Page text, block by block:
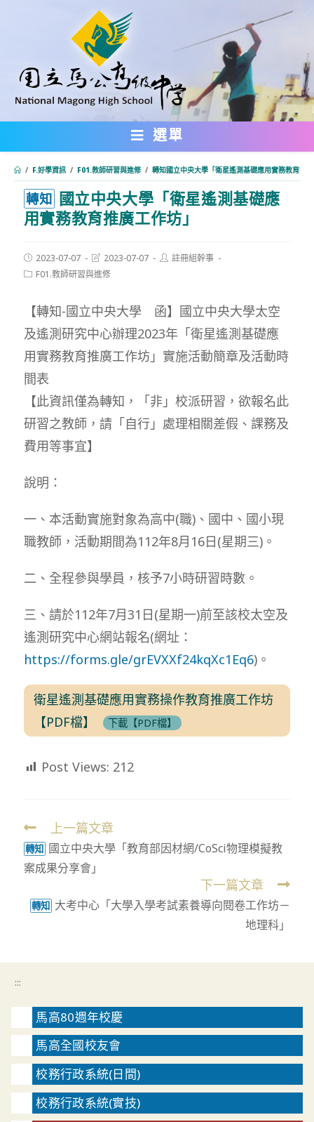
內
選單
/ F.好學資訊 / F01.教師研習與進修 / 轉知國立中央大學「衛星遙測基礎應用實務教育推
轉知 國立中央大學「衛星遙測基礎應
用實務教育推廣工作坊」
Post
published:
2023-07-07
Post
last
modified:
2023-07-07
Post註冊組幹事
PostF01.教師研習與進修
【轉知-國立中央大學 函】國立中央大學太空
及遙測研究中心辦理2023年「衛星遙測基礎應
用實務教育推廣工作坊」實施活動簡章及活動時
間表
【此資訊僅為轉知，「非」校派研習，欲報名此
研習之教師，請「自行」處理相關差假、課務及
費用等事宜】
說明：
一、本活動實施對象為高中(職)、國中、國小現
職教師，活動期間為112年8月16日(星期三)。
二、全程參與學員，核予7小時研習時數。
三、請於112年7月31日(星期一)前至該校太空及
遙測研究中心網站報名(網址：
https://forms.gle/grEVXXf24kqXc1Eq6)。
衛星遙測基礎應用實務操作教育推廣工作坊
【PDF檔】
下載【PDF檔】
Post Views: 212
Read
more
articles
上一篇文章
轉知 國立中央大學「教育部因材網/CoSci物理模擬教
案成果分享會」
下一篇文章
轉知 大考中心「大學入學考試素養導向閱卷工作坊－
地理科」
:::
馬高80週年校慶
馬高全國校友會
校務行政系統(日間)
校務行政系統(實技)